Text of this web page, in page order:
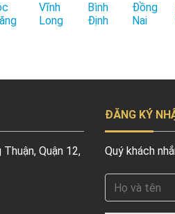
Vĩnh
Long
Bình
Định
Đồng
Nai
Quận 12,
ĐĂNG KÝ
Quý khách